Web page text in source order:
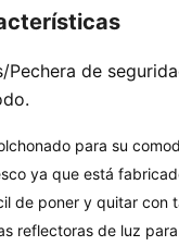
Pechera de
para su
ya que está
de poner y quitar con
reflectoras de luz